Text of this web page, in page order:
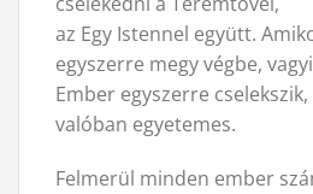
az Egy Istennel együtt.
egyszerre megy végbe,
Ember egyszerre cselekszik,
valóban egyetemes.
Felmerül minden ember